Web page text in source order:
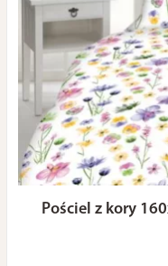
Pościel z kory